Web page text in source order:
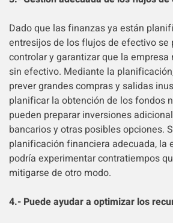
Dado que las finanzas ya están
entresijos de los flujos de efectivo se
controlar y garantizar que la empresa
sin efectivo. Mediante la
prever grandes compras y salidas
planificar la obtención de los fondos
pueden preparar inversiones
bancarios y otras posibles opciones.
planificación financiera adecuada, la
podría experimentar contratiempos
mitigarse de otro modo.
4.- Puede ayudar a optimizar los